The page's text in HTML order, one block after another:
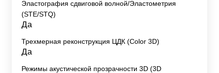
Эластография сдвиговой волной/Эластометрия
(STE/STQ)
Да
Трехмерная реконструкция ЦДК (Color 3D)
Да
Режимы акустической прозрачности 3D (3D